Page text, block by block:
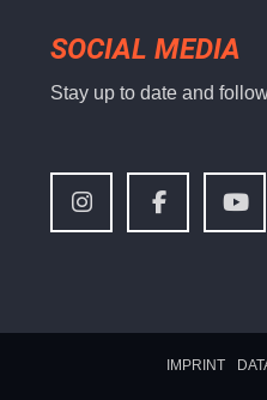
SOCIAL MEDIA
Stay up to date and
IMPRINT